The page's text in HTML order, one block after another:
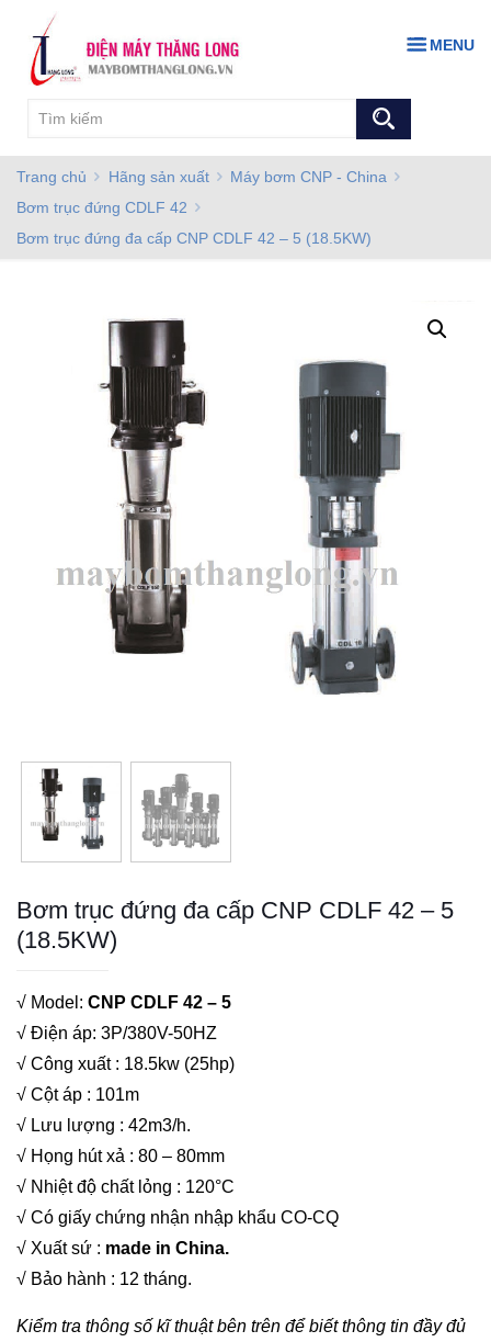
MENU
Trang chủ Hãng sản xuất
Máy bơm CNP - China
Bơm trục đứng CDLF 42
Bơm trục đứng đa cấp CNP CDLF 42 – 5 (18.5KW)
Bơm trục đứng đa cấp CNP CDLF 42 – 5
(18.5KW)
√ Model: CNP CDLF 42 – 5
√ Điện áp: 3P/380V-50HZ
√ Công xuất : 18.5kw (25hp)
√ Cột áp : 101m
√ Lưu lượng : 42m3/h.
√ Họng hút xả : 80 – 80mm
√ Nhiệt độ chất lỏng : 120°C
√ Có giấy chứng nhận nhập khẩu CO-CQ
√ Xuất sứ : made in China.
√ Bảo hành : 12 tháng.
Kiểm tra thông số kĩ thuật bên trên để biết thông tin đầy đủ